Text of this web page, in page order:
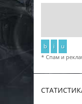
b i u
* Спам и